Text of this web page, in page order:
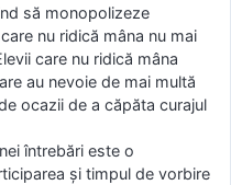
să monopolizeze
nu ridică mâna nu mai
care nu ridică mâna
au nevoie de mai multă
ocazii de a căpăta curajul
întrebări este o
şi timpul de vorbire